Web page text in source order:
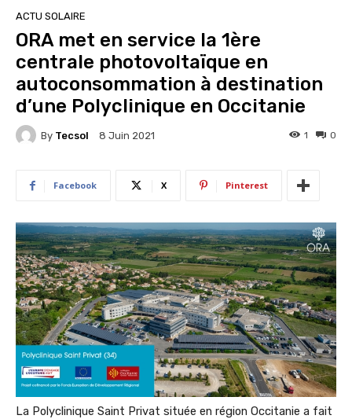
ACTU SOLAIRE
ORA met en service la 1ère
centrale photovoltaïque en
autoconsommation à destination
d’une Polyclinique en Occitanie
By Tecsol 8 Juin 2021 0
1
Facebook X Pinterest
La Polyclinique Saint Privat située en région Occitanie a fait